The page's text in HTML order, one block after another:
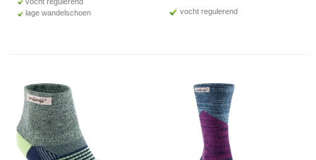
lage wandelschoen
vocht regulerend